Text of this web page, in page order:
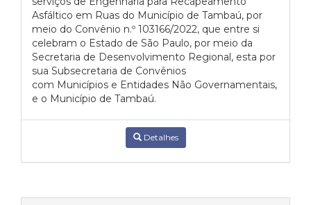
Asfáltico em Ruas do Município de Tambaú, por
meio do Convênio n.º 103166/2022, que entre si
celebram o Estado de São Paulo, por meio da
Secretaria de Desenvolvimento Regional, esta por
sua Subsecretaria de Convênios
com Municípios e Entidades Não Governamentais,
e o Município de Tambaú.
Detalhes